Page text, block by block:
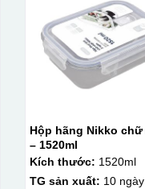
Hộp hãng Nikko
– 1520ml
Kích thước: 1520ml
TG sản xuất: 10 ngày